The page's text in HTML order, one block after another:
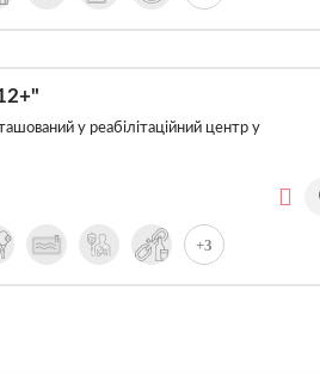
у реабілітаційний центр у
+3